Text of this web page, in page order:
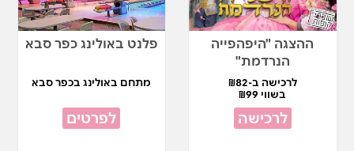
ההצגה "היפהפייה
הנרדמת"
לרכישה ב-₪82
בשווי ₪99
לרכישה
פלנט באולינג כפר סבא
מתחם באולינג בכפר סבא
לפרטים